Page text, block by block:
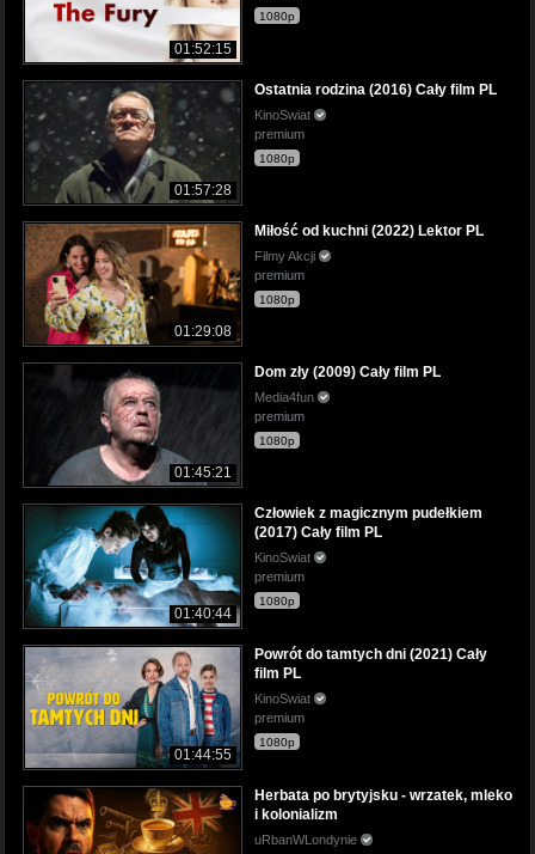
01:52:15
1080p
01:57:28
Ostatnia rodzina (2016) Cały film PL
KinoSwiat
premium
1080p
01:29:08
Miłość od kuchni (2022) Lektor PL
Filmy Akcji
premium
1080p
01:45:21
Dom zły (2009) Cały film PL
Media4fun
premium
1080p
01:40:44
Człowiek z magicznym pudełkiem
(2017) Cały film PL
KinoSwiat
premium
1080p
01:44:55
Powrót do tamtych dni (2021) Cały
film PL
KinoSwiat
premium
1080p
Herbata po brytyjsku - wrzatek, mleko
i kolonializm
uRbanWLondynie